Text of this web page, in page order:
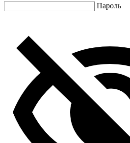
Пароль